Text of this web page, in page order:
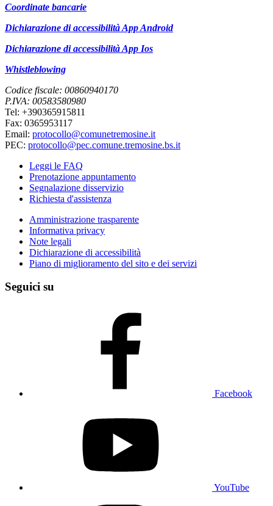
Coordinate bancarie
Dichiarazione di accessibilità App Android
Dichiarazione di accessibilità App Ios
Whistleblowing
Codice fiscale: 00860940170
P.IVA: 00583580980
Tel: +390365915811
Fax: 0365953117
Email: protocollo@comunetremosine.it
PEC: protocollo@pec.comune.tremosine.bs.it
Leggi le FAQ
Prenotazione appuntamento
Segnalazione disservizio
Richiesta d'assistenza
Amministrazione trasparente
Informativa privacy
Note legali
Dichiarazione di accessibilità
Piano di miglioramento del sito e dei servizi
Seguici su
Facebook
YouTube